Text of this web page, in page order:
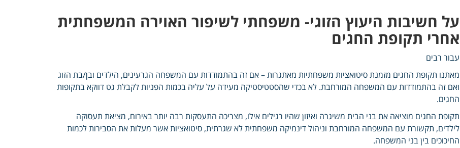
על חשיבות היעוץ הזוגי- משפחתי לשיפור האוירה המשפחתית
אחרי תקופת החגים
עבור רבים
מאתנו תקופת החגים מזמנת סיטואציות משפחתיות מאתגרות – אם זה בהתמודדות עם המשפחה הגרעינים, הילדים ובן/בת הזוג
ואם זה בהתמודדות עם המשפחה המורחבת. לא בכדי שהסטטיסטיקה מעידה על עליה בכמות הפניות לקבלת גט דווקא בתקופות
החגים.
תקופת החגים מוציאה את בני הבית משיגרה ואיזון שהיו רגילים אילו, מצריכה התעסקות רבה יותר באירוח, מציאת תעסוקה
לילדים, תקשורת עם המשפחה המורחבת וניהול דינמיקה משפחתית לא שגרתית, סיטואציות אשר מעלות את הסבירות לכמות
החיכוכים בין בני המשפחה.